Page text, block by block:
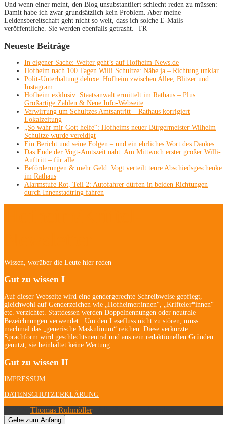
Und wenn einer meint, den Blog unsubstantiiert schlecht reden zu müssen:
Damit habe ich zwar grundsätzlich kein Problem. Aber meine
Leidensbereitschaft geht nicht so weit, dass ich solche E-Mails
veröffentliche. Sie werden ebenfalls getrasht. TR
Neueste Beiträge
In eigener Sache: Weiter geht’s auf Hofheim-News.de
Hofheim nach 100 Tagen Willi Schultze: Nähe ja – Richtung unklar
Polit-Unterhaltung deluxe: Hofheim zwischen Allee, Blitzer und
Instagram
Hofheim exklusiv: Staatsanwalt ermittelt im Rathaus – Plus:
Großartige Zahlen & Neue Info-Webseite
Verwirrung um Schultzes Amtsantritt – Rathaus korrigiert
Lokalzeitung
„So wahr mir Gott helfe“: Hofheims neuer Bürgermeister Wilhelm
Schultze wurde vereidigt
Ein Bericht und seine Folgen – und ein ehrliches Wort des Dankes
Das Ende der Vogt-Amtszeit naht: Am Mittwoch erster großer Willi-
Auftritt – für alle
Beförderungen & mehr Geld: Vogt verteilt teure Abschiedsgeschenke
im Rathaus
Alarmstufe Rot, Teil 2: Autofahrer dürfen in beiden Richtungen
durch Innenstadtring fahren
Wissen, worüber die Leute hier reden
Gut zu wissen I
Auf dieser Webseite wird eine gendergerechte Schreibweise gepflegt,
gleichwohl auf Genderzeichen wie „Hofheimer:innen“, „Krifteler*innen“
etc. verzichtet. Stattdessen werden Doppelnennungen oder neutrale
Bezeichnungen verwendet. Um den Lesefluss nicht zu stören, muss
machmal das „generische Maskulinum“ reichen: Diese verkürzte
Sprachform wird geschlechtsneutral und aus rein redaktionellen Gründen
genutzt, sie beinhaltet keine Wertung.
Gut zu wissen II
IMPRESSUM
DATENSCHUTZERKLÄRUNG
Thomas Ruhmöller| Alle Rechte vorbehalten.
Gehe zum Anfang